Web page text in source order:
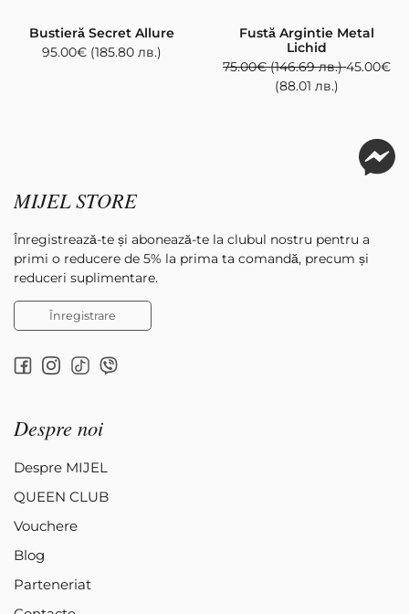
Bustieră Secret Allure
95.00€ (185.80 лв.)
Fustă Argintie Metal
Lichid
75.00€ (146.69 лв.) 45.00€
(88.01 лв.)
MIJEL STORE
Înregistrează-te și abonează-te la clubul nostru pentru a
primi o reducere de 5% la prima ta comandă, precum și
reduceri suplimentare.
Înregistrare
Despre noi
Despre MIJEL
QUEEN CLUB
Vouchere
Blog
Parteneriat